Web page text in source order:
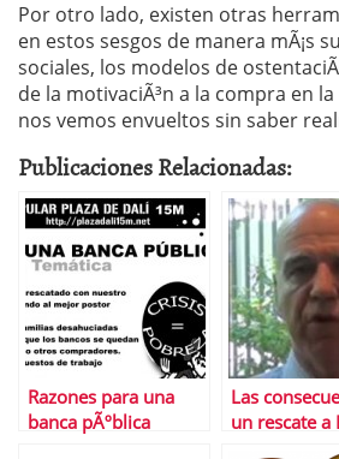
Por otro lado, existen otras
en estos sesgos de manera mÃ¡s
sociales, los modelos de
de la motivaciÃ³n a la compra en
nos vemos envueltos sin saber
Publicaciones Relacionadas:
Razones para una
banca pÃºblica
Las
un rescate a